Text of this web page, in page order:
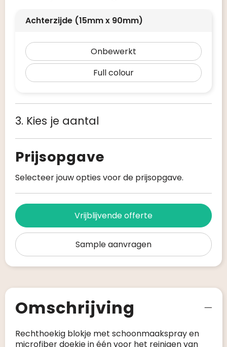
Achterzijde (15mm x 90mm)
Onbewerkt
Full colour
3. Kies je aantal
Prijsopgave
Selecteer jouw opties voor de prijsopgave.
Vrijblijvende offerte
Sample aanvragen
Omschrijving
Rechthoekig blokje met schoonmaakspray en
microfiber doekje in één voor het reinigen van